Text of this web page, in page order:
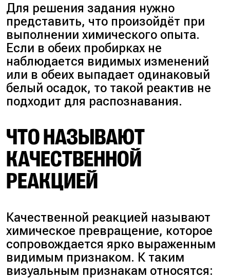
Для решения задания нужно
представить, что произойдёт при
выполнении химического опыта.
Если в обеих пробирках не
наблюдается видимых изменений
или в обеих выпадает одинаковый
белый осадок, то такой реактив не
подходит для распознавания.
ЧТО НАЗЫВАЮТ
КАЧЕСТВЕННОЙ
РЕАКЦИЕЙ
Качественной реакцией называют
химическое превращение, которое
сопровождается ярко выраженным
видимым признаком. К таким
визуальным признакам относятся: